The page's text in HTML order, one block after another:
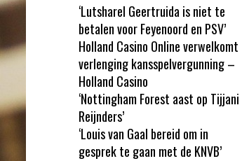
‘Lutsharel Geertruida is niet te
betalen voor Feyenoord en PSV’
Holland Casino Online verwelkomt
verlenging kansspelvergunning –
Holland Casino
‘Nottingham Forest aast op Tijjani
Reijnders’
‘Louis van Gaal bereid om in
gesprek te gaan met de KNVB’